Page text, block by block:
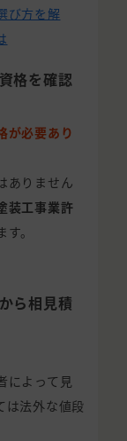
び方を解
格を確認
が必要あり
ありません
装工事業許
。
ら相見積
によって見
は法外な値段